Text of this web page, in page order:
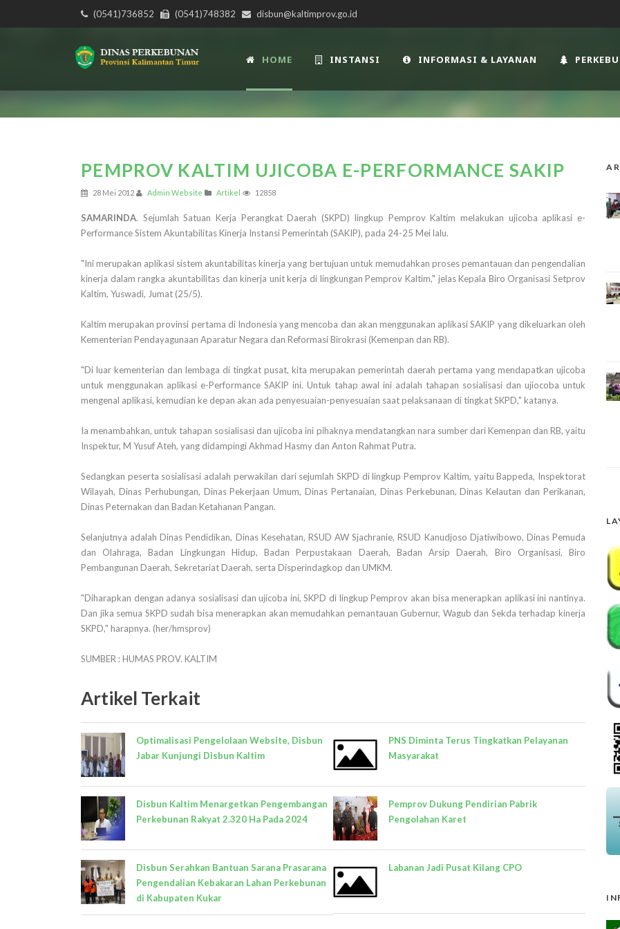
(0541)736852 (0541)748382 disbun@kaltimprov.go.id
HOME INSTANSI INFORMASI & LAYANAN
PEMPROV KALTIM UJICOBA E-PERFORMANCE SAKIP
28 Mei 2012 Admin Website Artikel 12858
SAMARINDA. Sejumlah Satuan Kerja Perangkat Daerah (SKPD) lingkup Pemprov Kaltim melakukan ujicoba aplikasi e-
Performance Sistem Akuntabilitas Kinerja Instansi Pemerintah (SAKIP), pada 24-25 Mei lalu.
"Ini merupakan aplikasi sistem akuntabilitas kinerja yang bertujuan untuk memudahkan proses pemantauan dan pengendalian
kinerja dalam rangka akuntabilitas dan kinerja unit kerja di lingkungan Pemprov Kaltim," jelas Kepala Biro Organisasi Setprov
Kaltim, Yuswadi, Jumat (25/5).
Kaltim merupakan provinsi pertama di Indonesia yang mencoba dan akan menggunakan aplikasi SAKIP yang dikeluarkan oleh
Kementerian Pendayagunaan Aparatur Negara dan Reformasi Birokrasi (Kemenpan dan RB).
"Di luar kementerian dan lembaga di tingkat pusat, kita merupakan pemerintah daerah pertama yang mendapatkan ujicoba
untuk menggunakan aplikasi e-Performance SAKIP ini. Untuk tahap awal ini adalah tahapan sosialisasi dan ujiocoba untuk
mengenal aplikasi, kemudian ke depan akan ada penyesuaian-penyesuaian saat pelaksanaan di tingkat SKPD," katanya.
Ia menambahkan, untuk tahapan sosialisasi dan ujicoba ini pihaknya mendatangkan nara sumber dari Kemenpan dan RB, yaitu
Inspektur, M Yusuf Ateh, yang didampingi Akhmad Hasmy dan Anton Rahmat Putra.
Sedangkan peserta sosialisasi adalah perwakilan dari sejumlah SKPD di lingkup Pemprov Kaltim, yaitu Bappeda, Inspektorat
Wilayah, Dinas Perhubungan, Dinas Pekerjaan Umum, Dinas Pertanaian, Dinas Perkebunan, Dinas Kelautan dan Perikanan,
Dinas Peternakan dan Badan Ketahanan Pangan.
Selanjutnya adalah Dinas Pendidikan, Dinas Kesehatan, RSUD AW Sjachranie, RSUD Kanudjoso Djatiwibowo, Dinas Pemuda
dan Olahraga, Badan Lingkungan Hidup, Badan Perpustakaan Daerah, Badan Arsip Daerah, Biro Organisasi, Biro
Pembangunan Daerah, Sekretariat Daerah, serta Disperindagkop dan UMKM.
"Diharapkan dengan adanya sosialisasi dan ujicoba ini, SKPD di lingkup Pemprov akan bisa menerapkan aplikasi ini nantinya.
Dan jika semua SKPD sudah bisa menerapkan akan memudahkan pemantauan Gubernur, Wagub dan Sekda terhadap kinerja
SKPD," harapnya. (her/hmsprov)
SUMBER : HUMAS PROV. KALTIM
Artikel Terkait
Optimalisasi Pengelolaan Website, Disbun
Jabar Kunjungi Disbun Kaltim
Disbun Kaltim Menargetkan Pengembangan
Perkebunan Rakyat 2.320 Ha Pada 2024
Disbun Serahkan Bantuan Sarana Prasarana
Pengendalian Kebakaran Lahan Perkebunan
di Kabupaten Kukar
PNS Diminta Terus Tingkatkan Pelayanan
Masyarakat
Pemprov Dukung Pendirian Pabrik
Pengolahan Karet
Labanan Jadi Pusat Kilang CPO